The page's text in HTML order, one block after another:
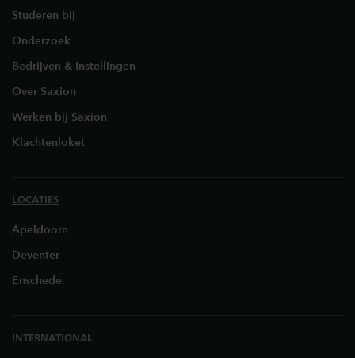
Studeren bij
Onderzoek
Bedrijven & Instellingen
Over Saxion
Werken bij Saxion
Klachtenloket
LOCATIES
Apeldoorn
Deventer
Enschede
INTERNATIONAL